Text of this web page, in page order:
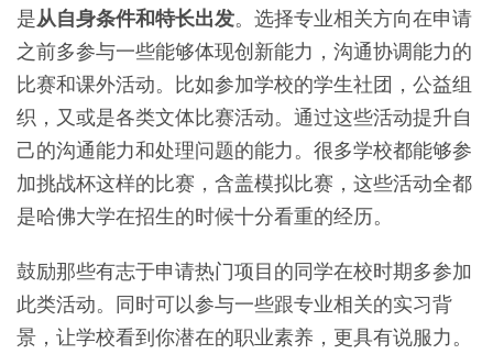
是从自身条件和特长出发。选择专业相关方向在申请
之前多参与一些能够体现创新能力，沟通协调能力的
比赛和课外活动。比如参加学校的学生社团，公益组
织，又或是各类文体比赛活动。通过这些活动提升自
己的沟通能力和处理问题的能力。很多学校都能够参
加挑战杯这样的比赛，含盖模拟比赛，这些活动全都
是哈佛大学在招生的时候十分看重的经历。
鼓励那些有志于申请热门项目的同学在校时期多参加
此类活动。同时可以参与一些跟专业相关的实习背
景，让学校看到你潜在的职业素养，更具有说服力。